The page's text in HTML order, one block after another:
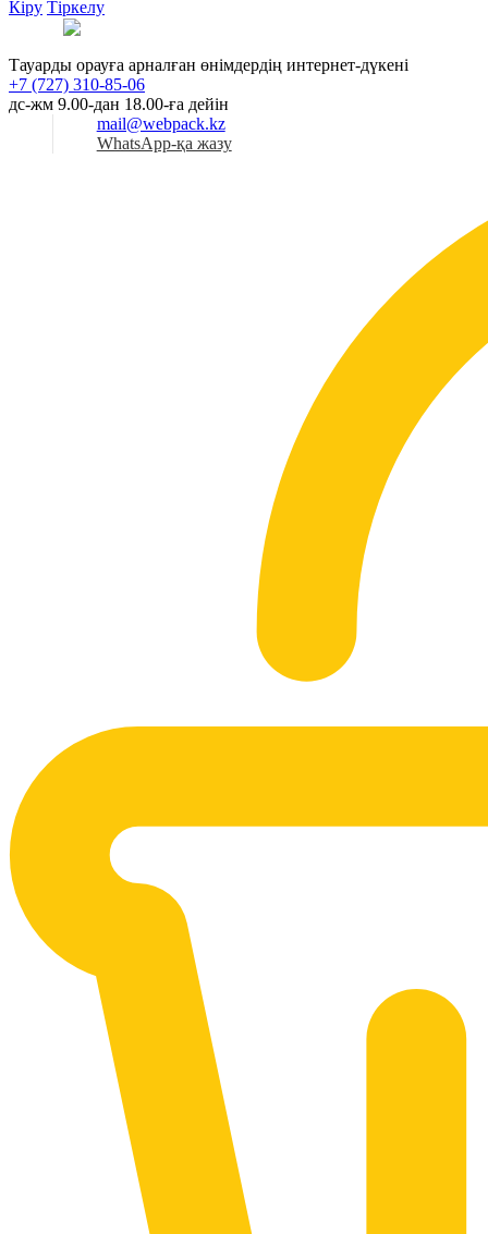
Кіру Тіркелу
Тауарды орауға арналған өнімдердің интернет-дүкені
+7 (727) 310-85-06
дс-жм 9.00-дан 18.00-ға дейін
mail@webpack.kz
WhatsApp-қа жазу